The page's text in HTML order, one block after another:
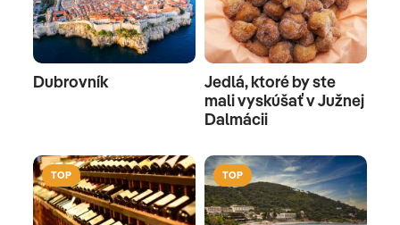
Dubrovník
Jedlá, ktoré by ste
mali vyskúšať v Južnej
Dalmácii
TOP TOP